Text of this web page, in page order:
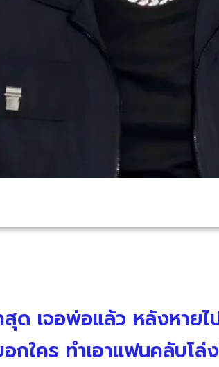
ด เจอพ่อแล้ว หลังหายไ
ใคร ทำเอาแฟนคลับโล่